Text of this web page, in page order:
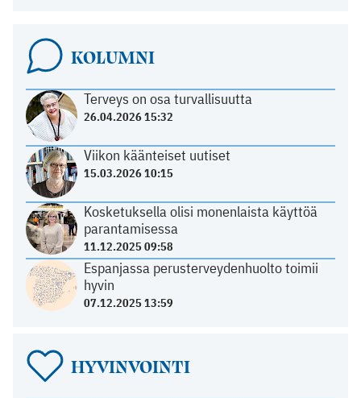
KOLUMNI
Terveys on osa turvallisuutta
26.04.2026 15:32
Viikon käänteiset uutiset
15.03.2026 10:15
Kosketuksella olisi monenlaista käyttöä
parantamisessa
11.12.2025 09:58
Espanjassa perusterveydenhuolto toimii
hyvin
07.12.2025 13:59
HYVINVOINTI